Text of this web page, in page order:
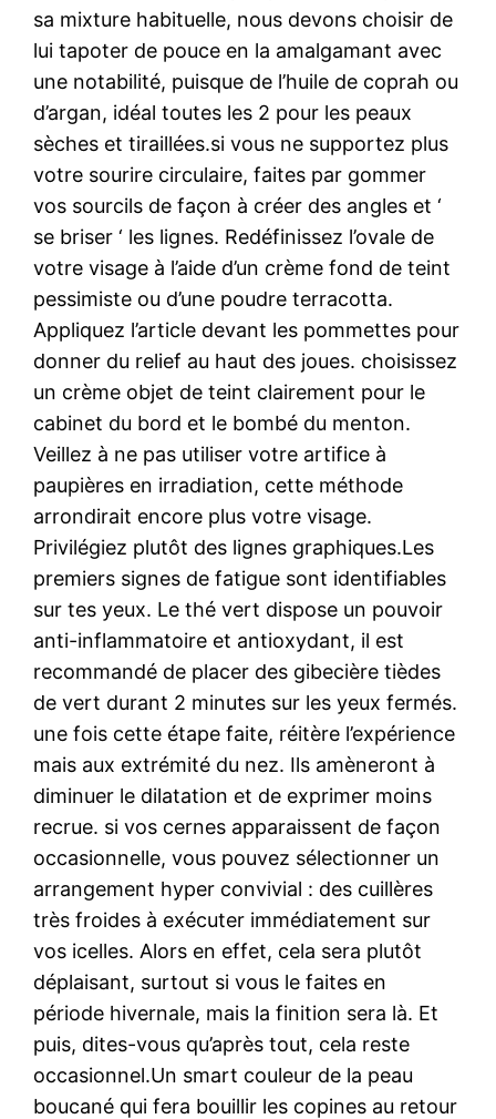
sa mixture habituelle, nous devons choisir de
lui tapoter de pouce en la amalgamant avec
une notabilité, puisque de l’huile de coprah ou
d’argan, idéal toutes les 2 pour les peaux
sèches et tiraillées.si vous ne supportez plus
votre sourire circulaire, faites par gommer
vos sourcils de façon à créer des angles et ‘
se briser ‘ les lignes. Redéfinissez l’ovale de
votre visage à l’aide d’un crème fond de teint
pessimiste ou d’une poudre terracotta.
Appliquez l’article devant les pommettes pour
donner du relief au haut des joues. choisissez
un crème objet de teint clairement pour le
cabinet du bord et le bombé du menton.
Veillez à ne pas utiliser votre artifice à
paupières en irradiation, cette méthode
arrondirait encore plus votre visage.
Privilégiez plutôt des lignes graphiques.Les
premiers signes de fatigue sont identifiables
sur tes yeux. Le thé vert dispose un pouvoir
anti-inflammatoire et antioxydant, il est
recommandé de placer des gibecière tièdes
de vert durant 2 minutes sur les yeux fermés.
une fois cette étape faite, réitère l’expérience
mais aux extrémité du nez. Ils amèneront à
diminuer le dilatation et de exprimer moins
recrue. si vos cernes apparaissent de façon
occasionnelle, vous pouvez sélectionner un
arrangement hyper convivial : des cuillères
très froides à exécuter immédiatement sur
vos icelles. Alors en effet, cela sera plutôt
déplaisant, surtout si vous le faites en
période hivernale, mais la finition sera là. Et
puis, dites-vous qu’après tout, cela reste
occasionnel.Un smart couleur de la peau
boucané qui fera bouillir les copines au retour